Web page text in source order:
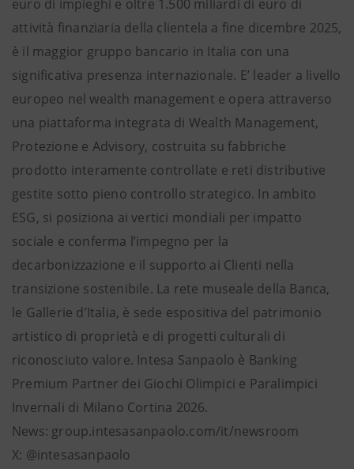
euro di impieghi e oltre 1.500 miliardi di euro di
attività finanziaria della clientela a fine dicembre 2025,
è il maggior gruppo bancario in Italia con una
significativa presenza internazionale. E’ leader a livello
europeo nel wealth management e opera attraverso
una piattaforma integrata di Wealth Management,
Protezione e Advisory, costruita su fabbriche
prodotto interamente controllate e reti distributive
gestite sotto pieno controllo strategico. In ambito
ESG, si posiziona ai vertici mondiali per impatto
sociale e conferma l’impegno per la
decarbonizzazione e il supporto ai Clienti nella
transizione sostenibile. La rete museale della Banca,
le Gallerie d’Italia, è sede espositiva del patrimonio
artistico di proprietà e di progetti culturali di
riconosciuto valore. Intesa Sanpaolo è Banking
Premium Partner dei Giochi Olimpici e Paralimpici
Invernali di Milano Cortina 2026.
News: group.intesasanpaolo.com/it/newsroom
X: @intesasanpaolo